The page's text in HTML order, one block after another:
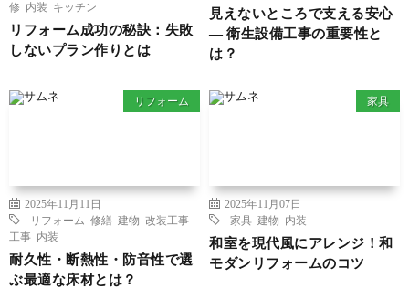
修
内装 キッチン
リフォーム成功の秘訣：失敗
しないプラン作りとは
見えないところで支える安心
― 衛生設備工事の重要性と
は？
リフォーム
2025年11月11日
リフォーム
修繕 建物 改装工事
工事 内装
耐久性・断熱性・防音性で選
ぶ最適な床材とは？
家具
2025年11月07日
家具 建物 内装
和室を現代風にアレンジ！和
モダンリフォームのコツ